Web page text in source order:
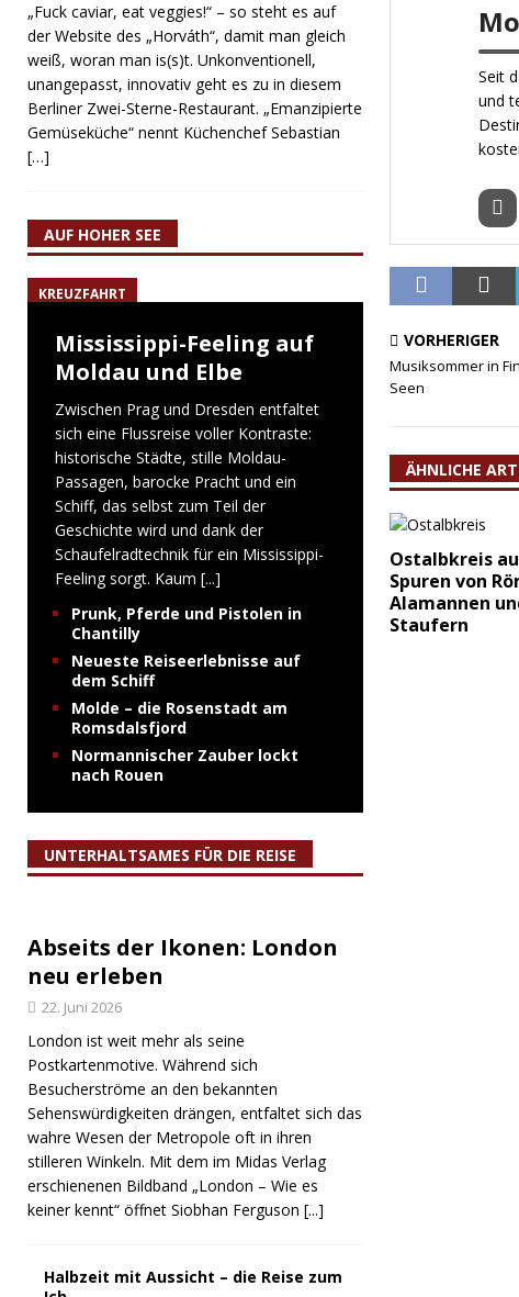
Seit
und
VORHERIGER
Musiksommer in
Seen
ÄHNLICHE
Ostalbkreis
Spuren von
Alamannen
Staufern
„Fuck caviar, eat veggies!“ – so steht es auf
der Website des „Horváth“, damit man gleich
weiß, woran man is(s)t. Unkonventionell,
unangepasst, innovativ geht es zu in diesem
Berliner Zwei-Sterne-Restaurant. „Emanzipierte
Gemüseküche“ nennt Küchenchef Sebastian
[…]
AUF HOHER SEE
KREUZFAHRT
Mississippi-Feeling auf
Moldau und Elbe
Zwischen Prag und Dresden entfaltet
sich eine Flussreise voller Kontraste:
historische Städte, stille Moldau-
Passagen, barocke Pracht und ein
Schiff, das selbst zum Teil der
Geschichte wird und dank der
Schaufelradtechnik für ein Mississippi-
Feeling sorgt. Kaum [...]
Prunk, Pferde und Pistolen in
Chantilly
Neueste Reiseerlebnisse auf
dem Schiff
Molde – die Rosenstadt am
Romsdalsfjord
Normannischer Zauber lockt
nach Rouen
UNTERHALTSAMES FÜR DIE REISE
Abseits der Ikonen: London
neu erleben
22. Juni 2026
London ist weit mehr als seine
Postkartenmotive. Während sich
Besucherströme an den bekannten
Sehenswürdigkeiten drängen, entfaltet sich das
wahre Wesen der Metropole oft in ihren
stilleren Winkeln. Mit dem im Midas Verlag
erschienenen Bildband „London – Wie es
keiner kennt“ öffnet Siobhan Ferguson [...]
Halbzeit mit Aussicht – die Reise zum